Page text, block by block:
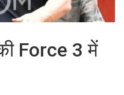
Force 3 में